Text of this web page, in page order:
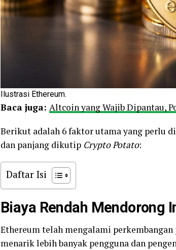
Ilustrasi Ethereum.
Baca juga: Altcoin yang Wajib Dipantau,
Berikut adalah 6 faktor utama yang perlu
dan panjang dikutip Crypto Potato:
Daftar Isi
Biaya Rendah Mendorong
Ethereum telah mengalami
menarik lebih banyak pengguna dan